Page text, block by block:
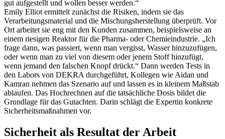
gut aufgestellt und wollen besser werden.“
Emily Elliot ermittelt zunächst die Risiken, indem sie das
Verarbeitungsmaterial und die Mischungsherstellung überprüft. Vor
Ort arbeitet sie eng mit den Kunden zusammen, beispielsweise an
einem riesigen Reaktor für die Pharma- oder Chemieindustrie. „Ich
frage dann, was passiert, wenn man vergisst, Wasser hinzuzufügen,
oder wenn man zu viel von diesem oder jenem Stoff hinzufügt,
wenn jemand den falschen Knopf drückt.“ Dann werden Tests in
den Labors von DEKRA durchgeführt, Kollegen wie Aidan und
Kamran nehmen das Szenario auf und lassen es in kleinem Maßstab
ablaufen. Das Hochrechnen auf die tatsächliche Dosis bildet die
Grundlage für das Gutachten. Darin schlägt die Expertin konkrete
Sicherheitsmaßnahmen vor.
Sicherheit als Resultat der Arbeit